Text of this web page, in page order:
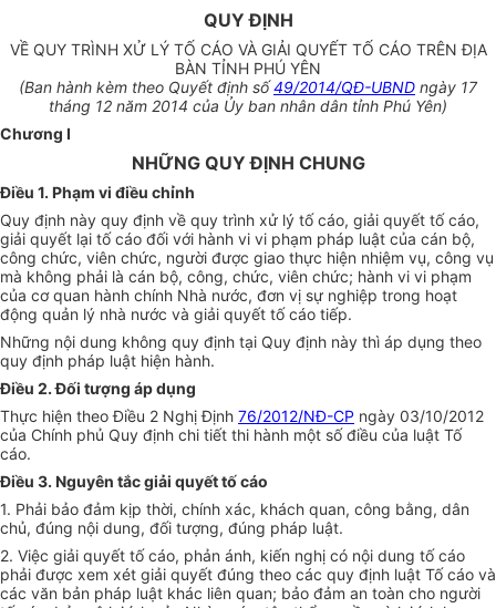
QUY ĐỊNH
VỀ QUY TRÌNH XỬ LÝ TỐ CÁO VÀ GIẢI QUYẾT TỐ CÁO TRÊN ĐỊA
BÀN TỈNH PHÚ YÊN
(Ban hành kèm theo Quyết định số49/2014/QĐ-UBND ngày 17
tháng 12 năm 2014 của Ủy ban nhân dân tỉnh Phú Yên)
Chương I
NHỮNG QUY ĐỊNH CHUNG
Điều 1. Phạm vi điều chỉnh
Quy định này quy định về quy trình xử lý tố cáo, giải quyết tố cáo,
giải quyết lại tố cáo đối với hành vi vi phạm pháp luật của cán bộ,
công chức, viên chức, người được giao thực hiện nhiệm vụ, công vụ
mà không phải là cán bộ, công, chức, viên chức; hành vi vi phạm
của cơ quan hành chính Nhà nước, đơn vị sự nghiệp trong hoạt
động quản lý nhà nước và giải quyết tố cáo tiếp.
Những nội dung không quy định tại Quy định này thì áp dụng theo
quy định pháp luật hiện hành.
Điều 2. Đối tượng áp dụng
Thực hiện theo Điều 2 Nghị Định 76/2012/NĐ-CP ngày 03/10/2012
của Chính phủ Quy định chi tiết thi hành một số điều của luật Tố
cáo.
Điều 3. Nguyên tắc giải quyết tố cáo
1. Phải bảo đảm kịp thời, chính xác, khách quan, công bằng, dân
chủ, đúng nội dung, đối tượng, đúng pháp luật.
2. Việc giải quyết tố cáo, phản ánh, kiến nghị có nội dung tố cáo
phải được xem xét giải quyết đúng theo các quy định luật Tố cáo và
các văn bản pháp luật khác liên quan; bảo đảm an toàn cho người